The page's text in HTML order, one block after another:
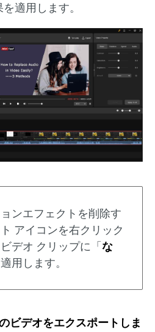
適用します。
ンエフェクトを削除す
アイコンを右クリック
デオ クリップに「 な
用します。
ビデオをエクスポートしま